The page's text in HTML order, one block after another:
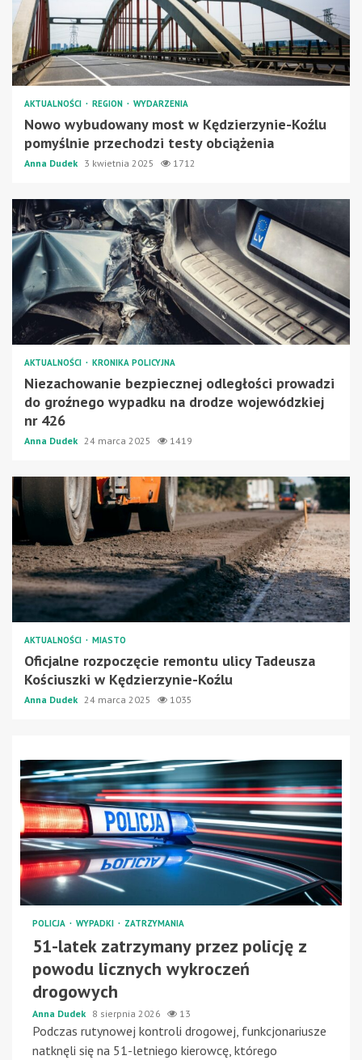
AKTUALNOŚCI REGION WYDARZENIA
Nowo wybudowany most w Kędzierzynie-Koźlu
pomyślnie przechodzi testy obciążenia
Anna Dudek 3 kwietnia 2025 1712
AKTUALNOŚCI KRONIKA POLICYJNA
Niezachowanie bezpiecznej odległości prowadzi
do groźnego wypadku na drodze wojewódzkiej
nr 426
Anna Dudek 24 marca 2025 1419
AKTUALNOŚCI MIASTO
Oficjalne rozpoczęcie remontu ulicy Tadeusza
Kościuszki w Kędzierzynie-Koźlu
Anna Dudek 24 marca 2025 1035
POLICJA WYPADKI ZATRZYMANIA
51-latek zatrzymany przez policję z
powodu licznych wykroczeń
drogowych
Anna Dudek 8 sierpnia 2026 13
Podczas rutynowej kontroli drogowej, funkcjonariusze
natknęli się na 51-letniego kierowcę, którego